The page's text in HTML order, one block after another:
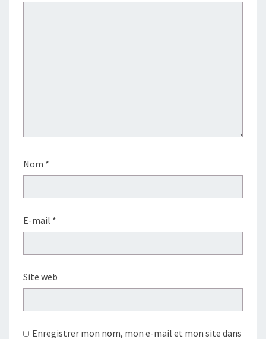
Nom *
E-mail *
Site web
Enregistrer mon nom, mon e-mail et mon site dans